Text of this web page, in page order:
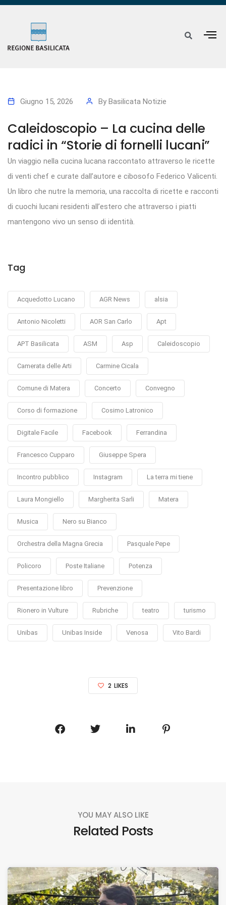
Giugno 15, 2026 By Basilicata Notizie
Caleidoscopio – La cucina delle
radici in “Storie di fornelli lucani”
Un viaggio nella cucina lucana raccontato attraverso le ricette
di venti chef e curate dall’autore e cibosofo Federico Valicenti.
Un libro che nutre la memoria, una raccolta di ricette e racconti
di cuochi lucani residenti all’estero che attraverso i piatti
mantengono vivo un senso di identità.
Tag
Acquedotto Lucano AGR News alsia
Antonio Nicoletti AOR San Carlo Apt
APT Basilicata ASM Asp Caleidoscopio
Camerata delle Arti Carmine Cicala
Comune di Matera Concerto Convegno
Corso di formazione Cosimo Latronico
Digitale Facile Facebook Ferrandina
Francesco Cupparo Giuseppe Spera
Incontro pubblico Instagram La terra mi tiene
Laura Mongiello Margherita Sarli Matera
Musica Nero su Bianco
Orchestra della Magna Grecia Pasquale Pepe
Policoro Poste Italiane Potenza
Presentazione libro Prevenzione
Rionero in Vulture Rubriche teatro turismo
Unibas Unibas Inside Venosa Vito Bardi
2 LIKES
YOU MAY ALSO LIKE
Related Posts